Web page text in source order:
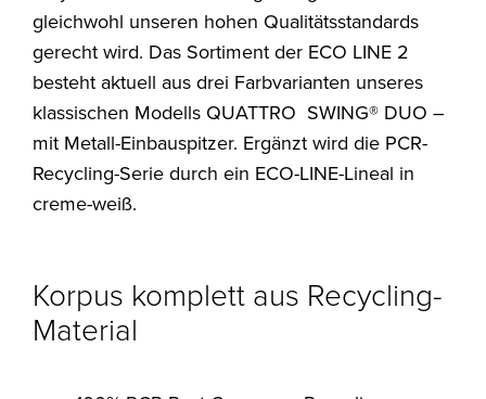
gleichwohl unseren hohen Qualitätsstandards
gerecht wird. Das Sortiment der ECO LINE 2
besteht aktuell aus drei Farbvarianten unseres
klassischen Modells QUATTRO SWING® DUO –
mit Metall-Einbauspitzer. Ergänzt wird die PCR-
Recycling-Serie durch ein ECO-LINE-Lineal in
creme-weiß.
Korpus komplett aus Recycling-
Material